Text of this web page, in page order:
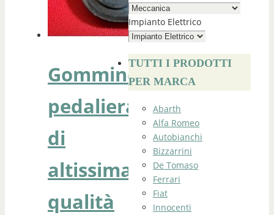
Gommino
pedaliera
di
altissima
qualità
Impianto Elettrico
TUTTI I PRODOTTI
PER MARCA
Abarth
Alfa Romeo
Autobianchi
Bizzarrini
De Tomaso
Ferrari
Fiat
Innocenti